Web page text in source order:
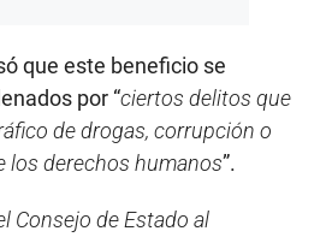
que este beneficio se
por “ciertos delitos que
de drogas, corrupción o
los derechos humanos”.
Consejo de Estado al